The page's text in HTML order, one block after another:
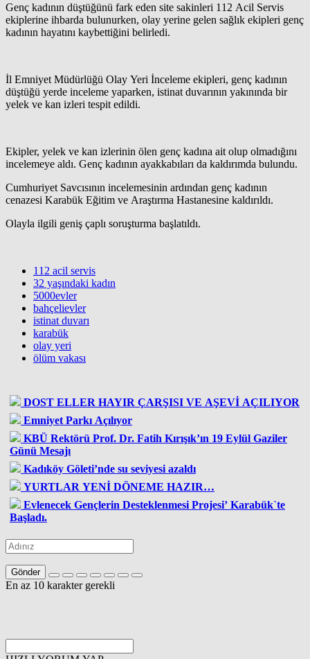
Genç kadının düştüğünü fark eden site sakinleri 112 Acil Servis
ekiplerine ihbarda bulunurken, olay yerine gelen sağlık ekipleri genç
kadının hayatını kaybettiğini belirledi.
İl Emniyet Müdürlüğü Olay Yeri İnceleme ekipleri, genç kadının
düştüğü yerde inceleme yaparken, istinat duvarının yakınında bir
yelek ve kan izleri tespit edildi.
Ekipler, yelek ve kan izlerinin ölen genç kadına ait olup olmadığını
incelemeye aldı. Genç kadının ayakkabıları da kaldırımda bulundu.
Cumhuriyet Savcısının incelemesinin ardından genç kadının
cenazesi Karabük Eğitim ve Araştırma Hastanesine kaldırıldı.
Olayla ilgili geniş çaplı soruşturma başlatıldı.
112 acil servis
32 yaşındaki kadın
5000evler
bahçelievler
istinat duvarı
karabük
olay yeri
ölüm vakası
DOST ELLER HAYIR ÇARŞISI VE AŞEVİ AÇILIYOR
Emniyet Parkı Açılıyor
KBÜ Rektörü Prof. Dr. Fatih Kırışık’ın 19 Eylül Gaziler
Günü Mesajı
Kadıköy Göleti’nde su seviyesi azaldı
YURTLAR YENİ DÖNEME HAZIR…
Evlenecek Gençlerin Desteklenmesi Projesi’ Karabük`te
Başladı.
Gönder
En az 10 karakter gerekli